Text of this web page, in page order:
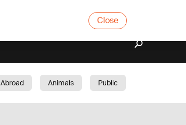
Close
Abroad Animals
Public